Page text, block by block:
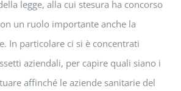
legge, alla cui stesura ha concorso
un ruolo importante anche la
In particolare ci si è concentrati
aziendali, per capire quali siano i
affinché le aziende sanitarie del